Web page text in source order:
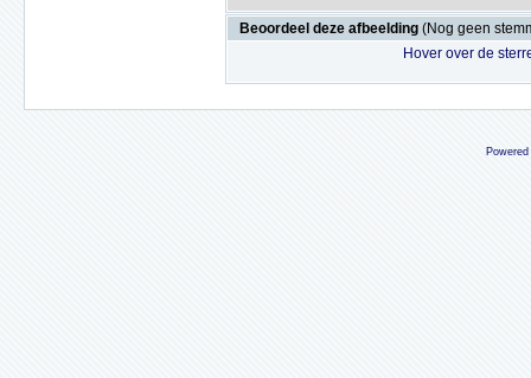
Beoordeel deze afbeelding (Nog geen
Hover over de